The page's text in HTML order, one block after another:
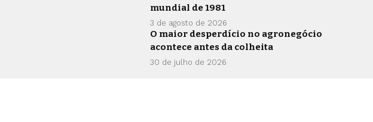
mundial de 1981
3 de agosto de 2026
O maior desperdício no agronegócio
acontece antes da colheita
30 de julho de 2026